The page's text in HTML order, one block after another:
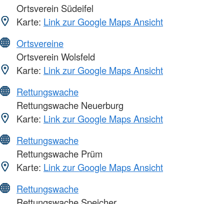
Ortsverein Südeifel
Karte: Link zur Google Maps Ansicht
Ortsvereine
Ortsverein Wolsfeld
Karte: Link zur Google Maps Ansicht
Rettungswache
Rettungswache Neuerburg
Karte: Link zur Google Maps Ansicht
Rettungswache
Rettungswache Prüm
Karte: Link zur Google Maps Ansicht
Rettungswache